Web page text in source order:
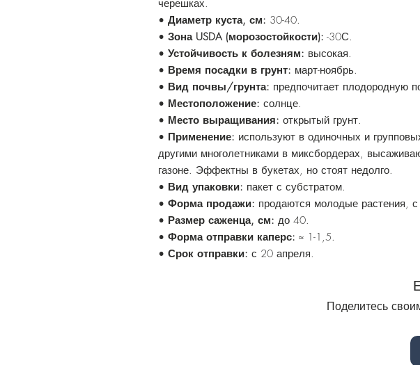
черешках.
• Диаметр куста, см: 30-40.
• Зона USDA (морозостойкости): -30С.
• Устойчивость к болезням: высокая.
• Время посадки в грунт: март-ноябрь.
• Вид почвы/грунта: предпочитает плодородную
• Местоположение: солнце.
• Место выращивания: открытый грунт.
• Применение: используют в одиночных и
другими многолетниками в миксбордерах,
газоне. Эффектны в букетах, но стоят недолго.
• Вид упаковки: пакет с субстратом.
• Форма продажи: продаются молодые растения, с
• Размер саженца, см: до 40.
• Форма отправки каперс: ≈ 1-1,5.
• Срок отправки: с 20 апреля.
Поделитесь